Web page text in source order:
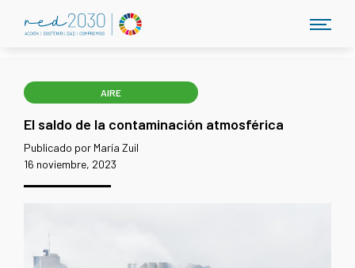
AIRE
El saldo de la contaminación atmosférica
Publicado por María Zuil
16 noviembre, 2023